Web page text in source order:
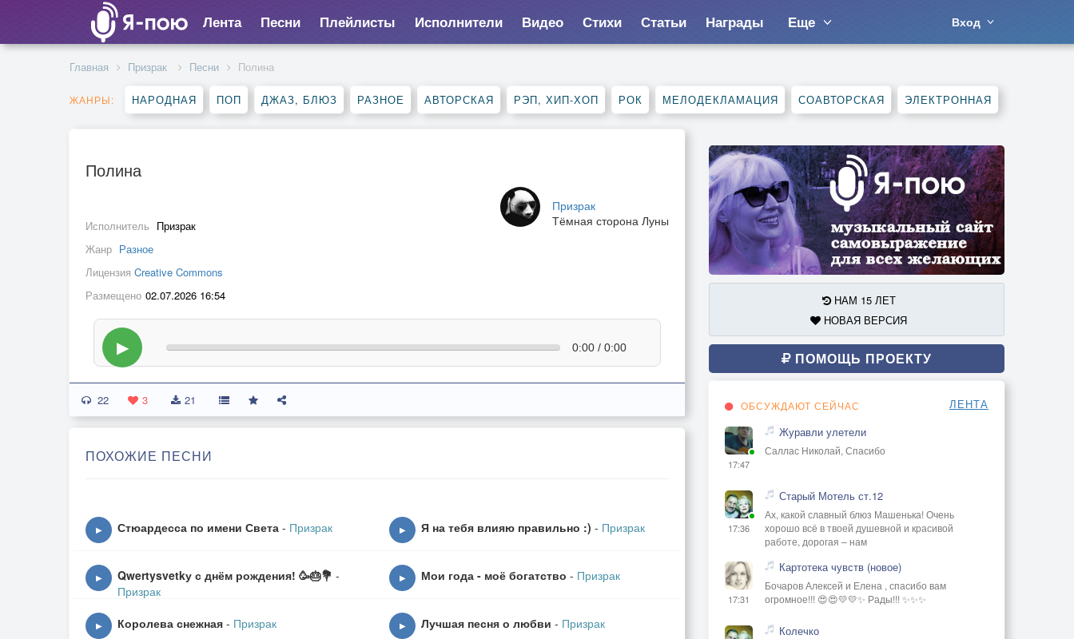
Лента Песни Плейлисты Исполнители Видео Стихи Статьи Награды Еще Вход
Главная Призрак Песни Полина
ЖАНРЫ: НАРОДНАЯ ПОП ДЖАЗ, БЛЮЗ РАЗНОЕ АВТОРСКАЯ РЭП, ХИП-ХОП РОК МЕЛОДЕКЛАМАЦИЯ СОАВТОРСКАЯ ЭЛЕКТРОННАЯ
Полина
Призрак
Тёмная сторона Луны
Исполнитель Призрак
Жанр Разное
Лицензия Creative Commons
Размещено 02.07.2026 16:54
▶ 0:00 / 0:00
22 3 21
ПОХОЖИЕ ПЕСНИ
▶ Стюардесса по имени Света - Призрак ▶ Я на тебя влияю правильно :) - Призрак
▶ Qwertysvetkу с днём рождения! 🥳🎂💐 -
Призрак
▶ Мои года - моё богатство - Призрак
▶ Королева снежная - Призрак ▶ Лучшая песня о любви - Призрак
НАМ 15 ЛЕТ
НОВАЯ ВЕРСИЯ
ПОМОЩЬ ПРОЕКТУ
ОБСУЖДАЮТ СЕЙЧАС ЛЕНТА
17:47
Журавли улетели
Саллас Николай, Спасибо
17:36
Старый Мотель ст.12
Ах, какой славный блюз Машенька! Очень
хорошо всё в твоей душевной и красивой
работе, дорогая – нам
17:31
Картотека чувств (новое)
Бочаров Алексей и Елена , спасибо вам
огромное!!! 😍😍💛💛✨ Рады!!! ✨✨✨
Колечко